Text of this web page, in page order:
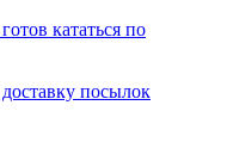
кататься по
посылок